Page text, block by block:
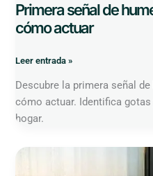
Primera señal de
cómo actuar
Leer entrada »
Descubre la primera señal
cómo actuar. Identifica
hogar.
que